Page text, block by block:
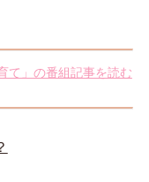
て」の番組記事を読む